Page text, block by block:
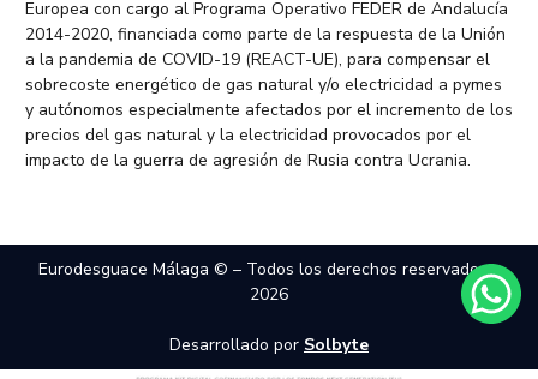
Europea con cargo al Programa Operativo FEDER de Andalucía
2014-2020, financiada como parte de la respuesta de la Unión
a la pandemia de COVID-19 (REACT-UE), para compensar el
sobrecoste energético de gas natural y/o electricidad a pymes
y autónomos especialmente afectados por el incremento de los
precios del gas natural y la electricidad provocados por el
impacto de la guerra de agresión de Rusia contra Ucrania.
Eurodesguace Málaga © – Todos los derechos reservados –
2026
Desarrollado por Solbyte